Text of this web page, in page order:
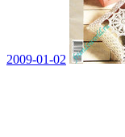
2009-01-02